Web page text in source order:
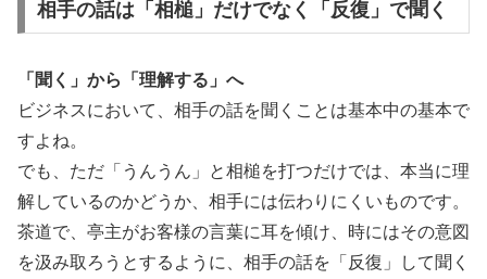
相手の話は「相槌」だけでなく「反復」で聞く
「聞く」から「理解する」へ
ビジネスにおいて、相手の話を聞くことは基本中の基本で
すよね。
でも、ただ「うんうん」と相槌を打つだけでは、本当に理
解しているのかどうか、相手には伝わりにくいものです。
茶道で、亭主がお客様の言葉に耳を傾け、時にはその意図
を汲み取ろうとするように、相手の話を「反復」して聞く